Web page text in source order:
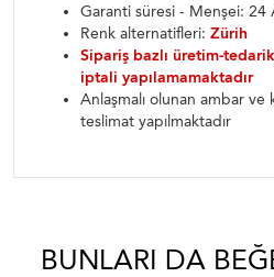
Garanti süresi - Menşei: 24
Renk alternatifleri: Zürih
Sipariş bazlı üretim-
iptali yapılamamaktadır
Anlaşmalı olunan ambar ve
teslimat yapılmaktadır
BUNLARI DA